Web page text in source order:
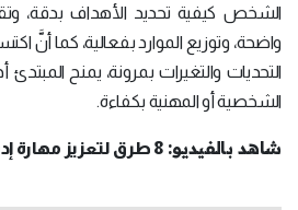
الشخص كيفية تحديد الأهداف بدقة،
واضحة، وتوزيع الموارد بفعالية، كما أنَّ
التحديات والتغيرات بمرونة، يمنح
الشخصية أو المهنية بكفاءة.
شاهد بالفيديو:8 طرق لتعزيز مهارة إدراة المشاريع